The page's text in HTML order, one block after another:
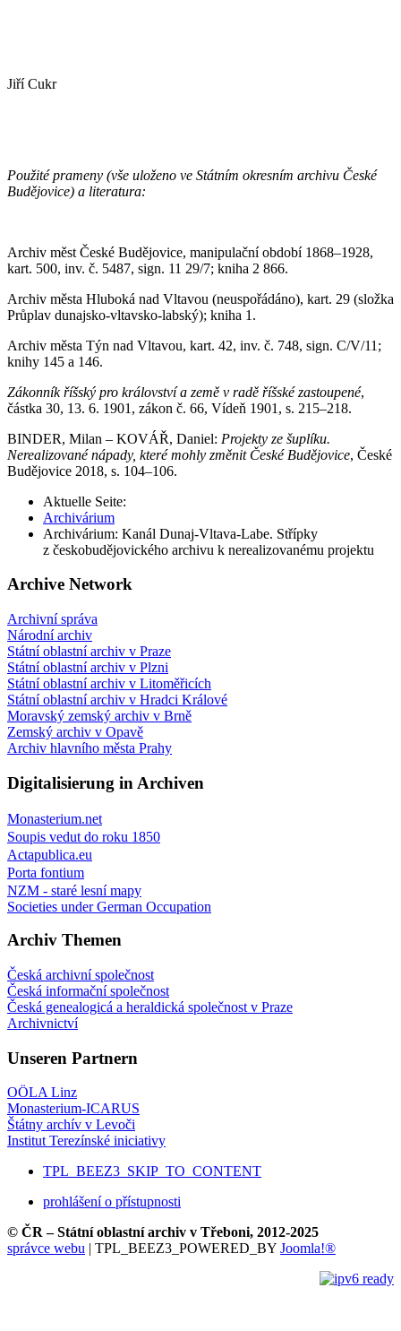
Jiří Cukr
Použité prameny (vše uloženo ve Státním okresním archivu České
Budějovice) a literatura:
Archiv měst České Budějovice, manipulační období 1868–1928,
kart. 500, inv. č. 5487, sign. 11 29/7; kniha 2 866.
Archiv města Hluboká nad Vltavou (neuspořádáno), kart. 29 (složka
Průplav dunajsko-vltavsko-labský); kniha 1.
Archiv města Týn nad Vltavou, kart. 42, inv. č. 748, sign. C/V/11;
knihy 145 a 146.
Zákonník říšský pro království a země v radě říšské zastoupené,
částka 30, 13. 6. 1901, zákon č. 66, Vídeň 1901, s. 215–218.
BINDER, Milan – KOVÁŘ, Daniel: Projekty ze šuplíku.
Nerealizované nápady, které mohly změnit České Budějovice, České
Budějovice 2018, s. 104–106.
Aktuelle Seite:
Archivárium
Archivárium: Kanál Dunaj-Vltava-Labe. Střípky
z českobudějovického archivu k nerealizovanému projektu
Archive Network
Archivní správa
Národní archiv
Státní oblastní archiv v Praze
Státní oblastní archiv v Plzni
Státní oblastní archiv v Litoměřicích
Státní oblastní archiv v Hradci Králové
Moravský zemský archiv v Brně
Zemský archiv v Opavě
Archiv hlavního města Prahy
Digitalisierung in Archiven
Monasterium.net
Soupis vedut do roku 1850
Actapublica.eu
Porta fontium
NZM - staré lesní mapy
Societies under German Occupation
Archiv Themen
Česká archivní společnost
Česká informační společnost
Česká genealogicá a heraldická společnost v Praze
Archivnictví
Unseren Partnern
OÖLA Linz
Monasterium-ICARUS
Štátny archív v Levoči
Institut Terezínské iniciativy
TPL_BEEZ3_SKIP_TO_CONTENT
prohlášení o přístupnosti
© ČR – Státní oblastní archiv v Třeboni, 2012-2025
správce webu | TPL_BEEZ3_POWERED_BY Joomla!®